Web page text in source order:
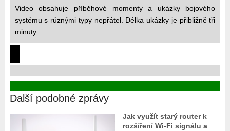
Video obsahuje příběhové momenty a ukázky bojového
systému s různými typy nepřátel. Délka ukázky je přibližně tři
minuty.
Další podobné zprávy
Jak využít starý router k
rozšíření Wi-Fi signálu a